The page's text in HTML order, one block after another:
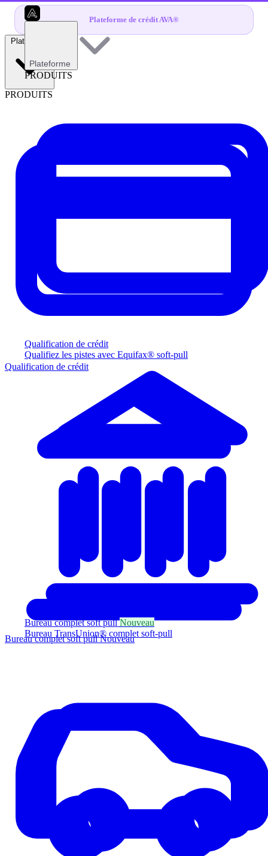
Plateforme de crédit AVA®
Plateforme
PRODUITS
Qualification de crédit
Qualifiez les pistes avec Equifax® soft-pull
Bureau complet soft pullNouveau
Bureau TransUnion® complet soft-pull
Plateforme
PRODUITS
Qualification de crédit
Bureau complet soft pullNouveau